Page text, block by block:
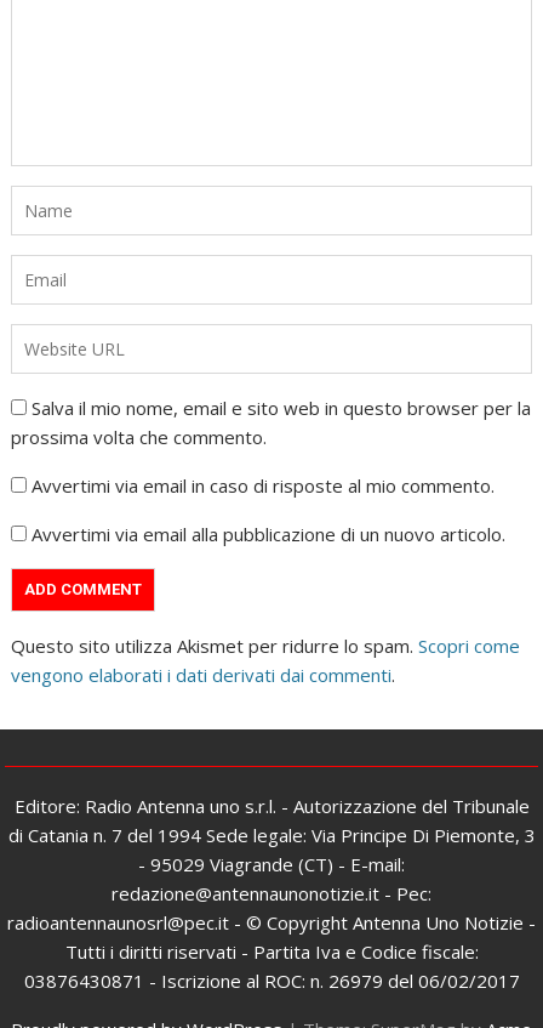
Salva il mio nome, email e sito web in questo browser per la
prossima volta che commento.
Avvertimi via email in caso di risposte al mio commento.
Avvertimi via email alla pubblicazione di un nuovo articolo.
Questo sito utilizza Akismet per ridurre lo spam.Scopri come
vengono elaborati i dati derivati dai commenti.
Editore: Radio Antenna uno s.r.l. - Autorizzazione del Tribunale
di Catania n. 7 del 1994 Sede legale: Via Principe Di Piemonte, 3
- 95029 Viagrande (CT) - E-mail:
redazione@antennaunonotizie.it - Pec:
radioantennaunosrl@pec.it - © Copyright Antenna Uno Notizie -
Tutti i diritti riservati - Partita Iva e Codice fiscale:
03876430871 - Iscrizione al ROC: n. 26979 del 06/02/2017